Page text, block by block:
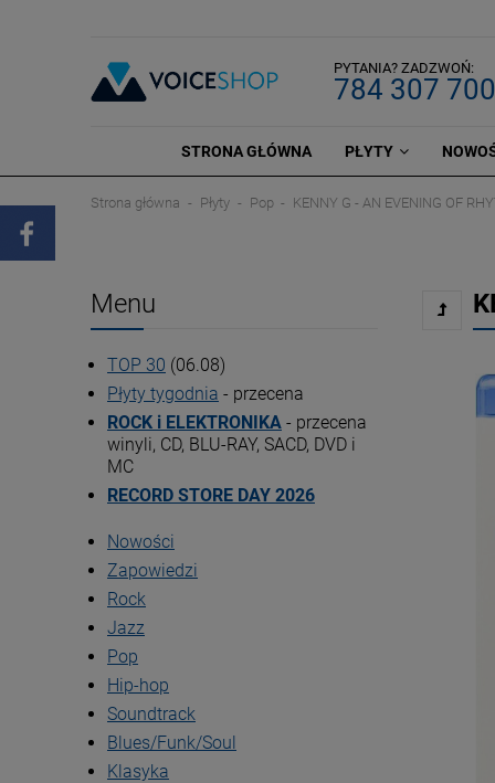
PYTANIA? ZADZWOŃ:
784 307 700
STRONA GŁÓWNA PŁYTY
Strona główna Płyty Pop KENNY G - AN EVENING OF
Menu
TOP 30 (06.08)
Płyty tygodnia - przecena
ROCK i ELEKTRONIKA - przecena
winyli, CD, BLU-RAY, SACD, DVD i
MC
RECORD STORE DAY 2026
Nowości
Zapowiedzi
Rock
Jazz
Pop
Hip-hop
Soundtrack
Blues/Funk/Soul
Klasyka